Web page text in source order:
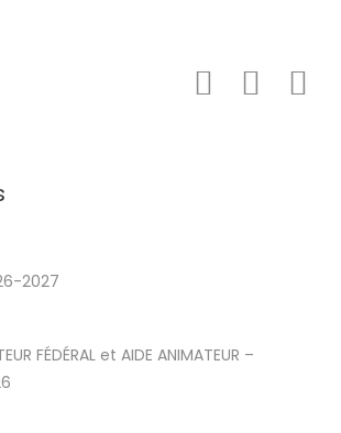
2027
FÉDÉRAL et AIDE ANIMATEUR –